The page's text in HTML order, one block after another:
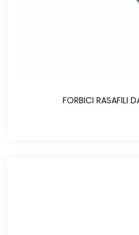
FORBICI RASAFILI